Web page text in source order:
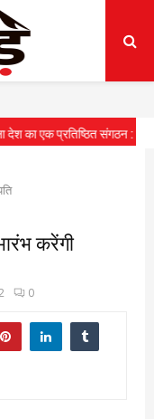
प्रतिष्ठित संगठन : सीएम ⇝
करेंगी
0